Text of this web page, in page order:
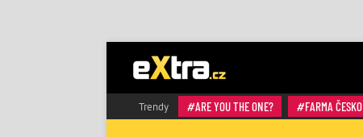
Trendy ARE YOU THE ONE? FARMA ČESKO